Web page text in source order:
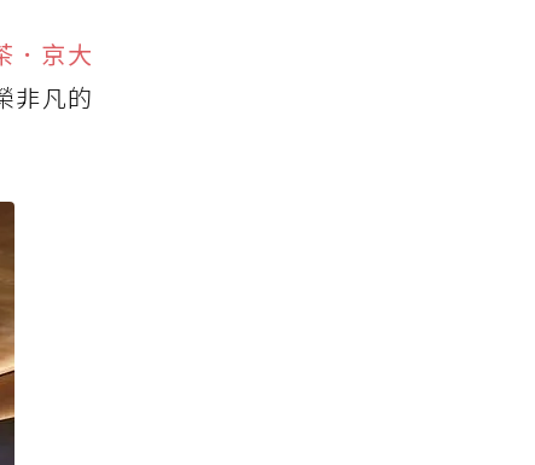
．京大
非凡的